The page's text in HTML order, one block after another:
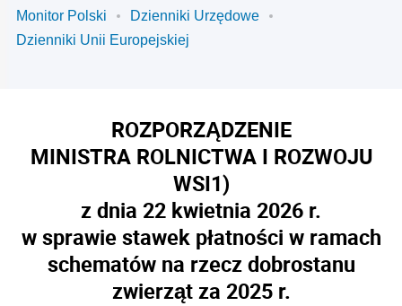
Monitor Polski
Dzienniki Urzędowe
Dzienniki Unii Europejskiej
ROZPORZĄDZENIE
MINISTRA ROLNICTWA I ROZWOJU
WSI1)
z dnia 22 kwietnia 2026 r.
w sprawie stawek płatności w ramach
schematów na rzecz dobrostanu
zwierząt za 2025 r.